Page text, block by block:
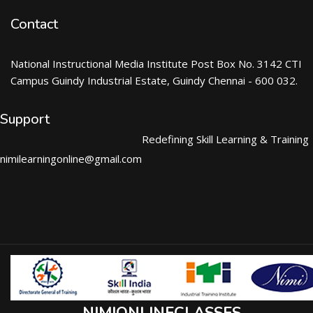
Contact
National Instructional Media Institute Post Box No. 3142 CTI
Campus Guindy Industrial Estate, Guindy Chennai - 600 032.
Support
nimilearningonline@gmail.com
Redefining Skill Learning & Training